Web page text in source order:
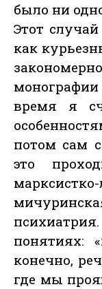
было ни
Этот
как
время я
потом сам
это
понятиях:
конечно,
где мы